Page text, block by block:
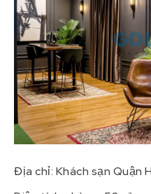
Địa chỉ: Khách sạn Quận